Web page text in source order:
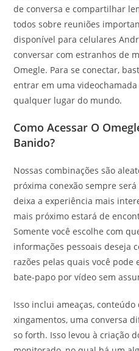
de conversa e compartilhar
todos sobre reuniões
disponível para celulares
conversar com estranhos de
Omegle. Para se conectar,
entrar em uma
qualquer lugar do mundo.
Como Acessar O
Banido?
Nossas combinações são
próxima conexão sempre
deixa a experiência mais
mais próximo estará de
Somente você escolhe com
informações pessoais deseja
razões pelas quais você
bate-papo por vídeo sem
Isso inclui ameaças,
xingamentos, uma conversa
so forth. Isso levou à criação